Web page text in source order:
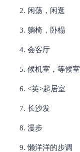
闲荡，闲逛
躺椅，卧榻
会客厅
候机室，等候室
<英>起居室
长沙发
漫步
懒洋洋的步调